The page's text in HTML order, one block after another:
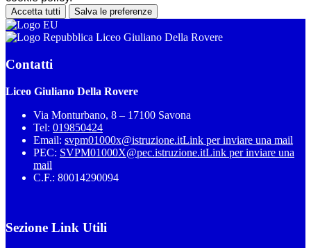
Accetta tutti Salva le preferenze
Liceo Giuliano Della Rovere
Contatti
Liceo Giuliano Della Rovere
Via Monturbano, 8 – 17100 Savona
Tel: 019850424
Email: svpm01000x@istruzione.itLink per inviare una mail
PEC: SVPM01000X@pec.istruzione.itLink per inviare una
mail
C.F.: 80014290094
Sezione Link Utili